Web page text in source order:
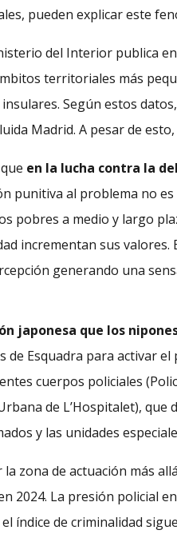
pueden explicar este
del Interior publica
territoriales más
Según estos
Madrid. A pesar de
en la lucha contra la
punitiva al problema no
pobres a medio y largo
incrementan sus
generando una
japonesa que los
de Esquadra para activar
cuerpos policiales
de L’Hospitalet),
y las unidades
la zona de actuación más
2024. La presión policial
índice de criminalidad